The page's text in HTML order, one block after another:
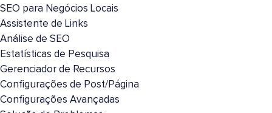
SEO para Negócios Locais
Assistente de Links
Análise de SEO
Estatísticas de Pesquisa
Gerenciador de Recursos
Configurações de Post/Página
Configurações Avançadas